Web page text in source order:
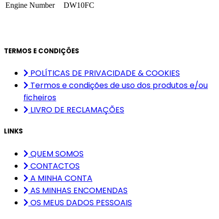
Engine Number
DW10FC
TERMOS E CONDIÇÕES
POLÍTICAS DE PRIVACIDADE & COOKIES
Termos e condições de uso dos produtos e/ou
ficheiros
LIVRO DE RECLAMAÇÕES
LINKS
QUEM SOMOS
CONTACTOS
A MINHA CONTA
AS MINHAS ENCOMENDAS
OS MEUS DADOS PESSOAIS